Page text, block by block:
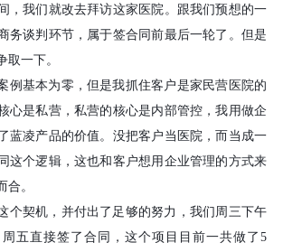
，我们就改去拜访这家医院。跟我们预想的一
务谈判环节，属于签合同前最后一轮了。但是
取一下。
例基本为零，但是我抓住客户是家民营医院的
心是私营，私营的核心是内部管控，我用做企
蓝凌产品的价值。没把客户当医院，而当成一
这个逻辑，这也和客户想用企业管理的方式来
合。
个契机，并付出了足够的努力，我们周三下午
五直接签了合同，这个项目目前一共做了5